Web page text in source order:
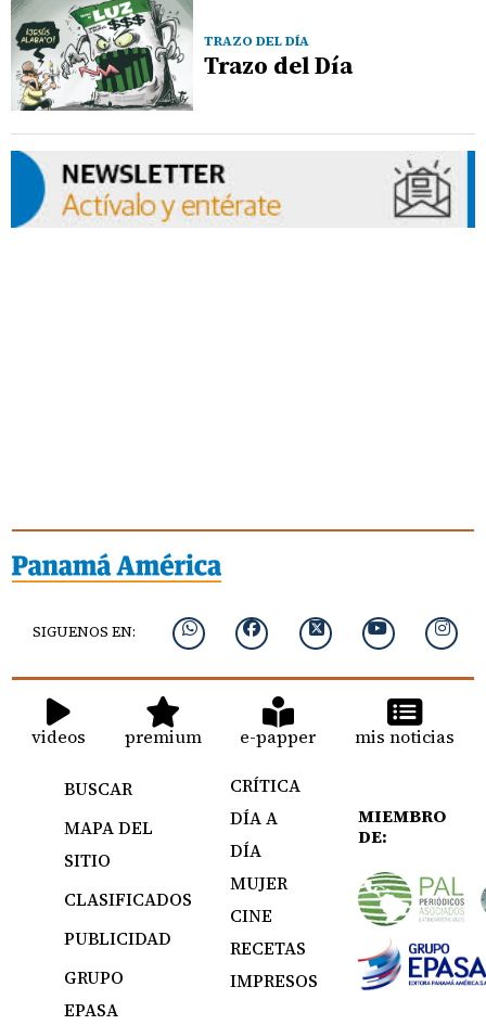
TRAZO DEL DÍA
Trazo del Día
SIGUENOS EN:
videos premium e-papper mis noticias
BUSCAR
MAPA DEL
SITIO
CLASIFICADOS
PUBLICIDAD
GRUPO
EPASA
CRÍTICA
DÍA A
DÍA
MUJER
CINE
RECETAS
IMPRESOS
MIEMBRO
DE: